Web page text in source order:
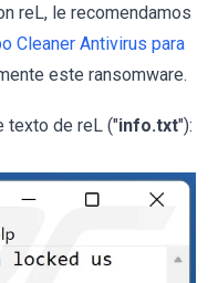
reL, le recomendamos
Cleaner Antivirus para
este ransomware.
texto de reL ("info.txt"):